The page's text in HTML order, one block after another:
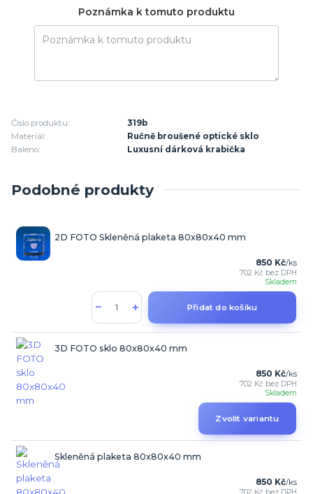
Poznámka k tomuto produktu
Číslo produktu:
319b
Materiál:
Ručně broušené optické sklo
Baleno:
Luxusní dárková krabička
Podobné produkty
2D FOTO Skleněná plaketa 80x80x40 mm
850 Kč/ks
702 Kč bez DPH
Skladem
Přidat do košíku
3D FOTO sklo 80x80x40 mm
850 Kč/ks
702 Kč bez DPH
Skladem
Zvolit variantu
Skleněná plaketa 80x80x40 mm
850 Kč/ks